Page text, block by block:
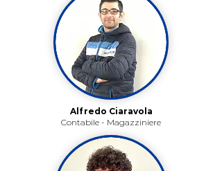
Alfredo Ciaravola
Contabile - Magazziniere